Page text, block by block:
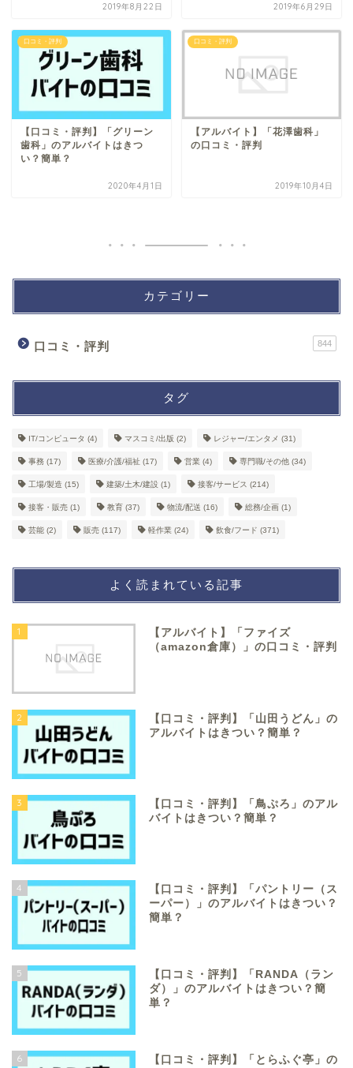
2019年8月22日 2019年6月29日
口コミ・評判
【口コミ・評判】「グリーン
歯科」のアルバイトはきつ
い？簡単？
2020年4月1日
口コミ・評判
【アルバイト】「花澤歯科」
の口コミ・評判
2019年10月4日
カテゴリー
口コミ・評判 844
タグ
IT/コンピュータ (4) マスコミ/出版 (2) レジャー/エンタメ (31)
事務 (17) 医療/介護/福祉 (17) 営業 (4) 専門職/その他 (34)
工場/製造 (15) 建築/土木/建設 (1) 接客/サービス (214)
接客・販売 (1) 教育 (37) 物流/配送 (16) 総務/企画 (1)
芸能 (2) 販売 (117) 軽作業 (24) 飲食/フード (371)
よく読まれている記事
1
【アルバイト】「ファイズ
（amazon倉庫）」の口コミ・評判
2
【口コミ・評判】「山田うどん」の
アルバイトはきつい？簡単？
3
【口コミ・評判】「鳥ぷろ」のアル
バイトはきつい？簡単？
4
【口コミ・評判】「パントリー（ス
ーパー）」のアルバイトはきつい？
簡単？
5
【口コミ・評判】「RANDA（ラン
ダ）」のアルバイトはきつい？簡
単？
6 【口コミ・評判】「とらふぐ亭」の